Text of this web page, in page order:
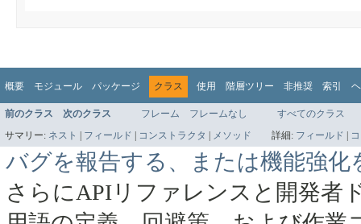
概要 モジュール パッケージ クラス 使用 階層ツリー 非推奨 索引
前のクラス 次のクラス フレーム フレームなし
すべてのクラス
サマリー: ネスト | フィールド | コンストラクタ | メソッド 詳細: フィールド |
バグを報告する、または機能強化
さらにAPIリファレンスと開発者